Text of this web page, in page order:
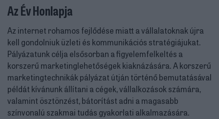
Az Év Honlapja
Az internet rohamos fejlődése miatt a vállalatoknak újra
kell gondolniuk üzleti és kommunikációs stratégiájukat.
Pályázatunk célja elsősorban a figyelemfelkeltés a
korszerű marketinglehetőségek kiaknázására. A korszerű
marketingtechnikák pályázat útján történő bemutatásával
példát kívánunk állítani a cégek, vállalkozások számára,
valamint ösztönzést, bátorítást adni a magasabb
színvonalú szakmai tudás gyakorlati alkalmazására.